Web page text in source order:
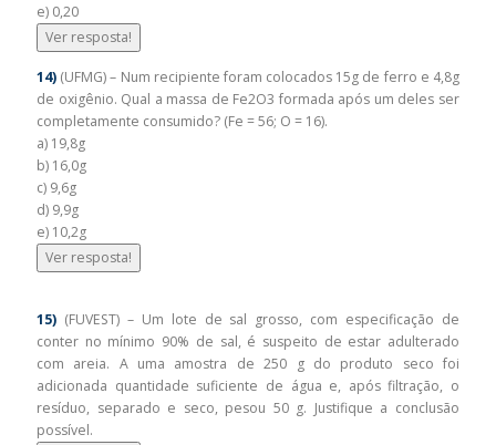
e) 0,20
Ver resposta!
14) (UFMG) – Num recipiente foram colocados 15g de ferro e 4,8g
de oxigênio. Qual a massa de Fe2O3 formada após um deles ser
completamente consumido? (Fe = 56; O = 16).
a) 19,8g
b) 16,0g
c) 9,6g
d) 9,9g
e) 10,2g
Ver resposta!
15) (FUVEST) – Um lote de sal grosso, com especificação de
conter no mínimo 90% de sal, é suspeito de estar adulterado
com areia. A uma amostra de 250 g do produto seco foi
adicionada quantidade suficiente de água e, após filtração, o
resíduo, separado e seco, pesou 50 g. Justifique a conclusão
possível.